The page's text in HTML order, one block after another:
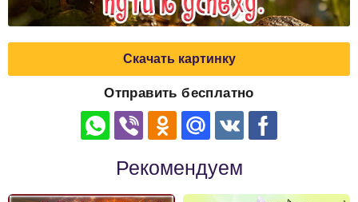
Скачать картинку
Отправить бесплатно
Рекомендуем